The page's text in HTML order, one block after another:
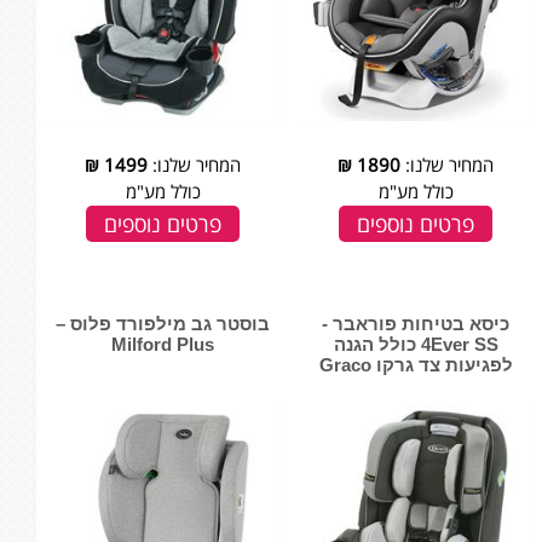
המחיר שלנו: 1890
₪
כולל מע"מ
פרטים נוספים
המחיר שלנו: 1499
₪
כולל מע"מ
פרטים נוספים
כיסא בטיחות פוראבר -
4Ever SS כולל הגנה
לפגיעות צד גרקו Graco
בוסטר גב מילפורד פלוס –
Milford Plus